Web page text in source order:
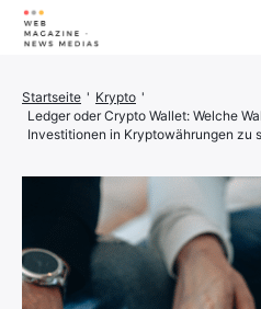
Startseite ' Krypto '
Ledger oder Crypto Wallet: Welche
Investitionen in Kryptowährungen zu
Tiere
Haus
3D-Drucker
Stromerzeuger
Familie